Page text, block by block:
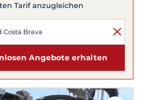
Tarif anzugleichen
Angebote erhalten